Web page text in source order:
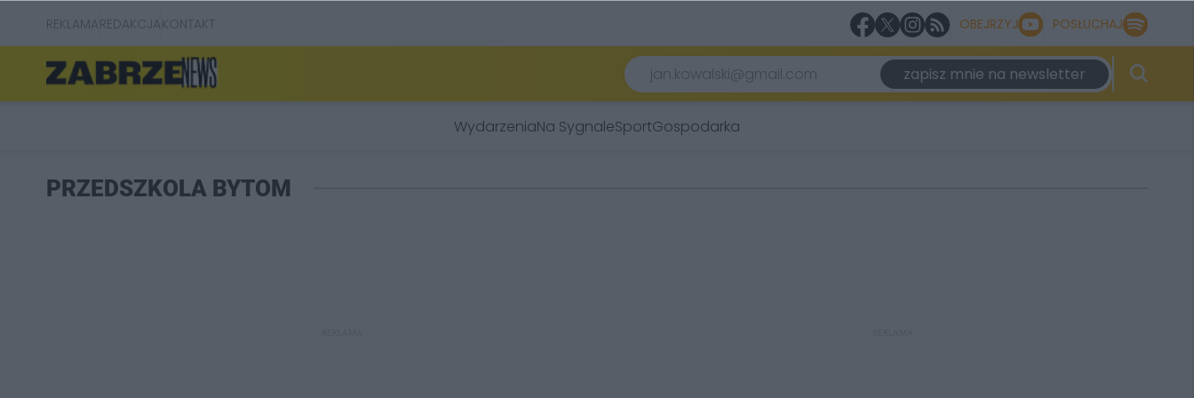
REKLAMAREDAKCJAKONTAKT OBEJRZYJ POSŁUCHAJ
zapisz mnie na newsletter
WydarzeniaNa SygnaleSportGospodarka
PRZEDSZKOLA BYTOM